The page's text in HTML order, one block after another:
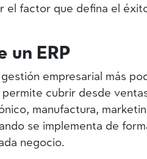
el factor que defina el
un ERP
empresarial más
cubrir desde
manufactura,
se implementa de
negocio.